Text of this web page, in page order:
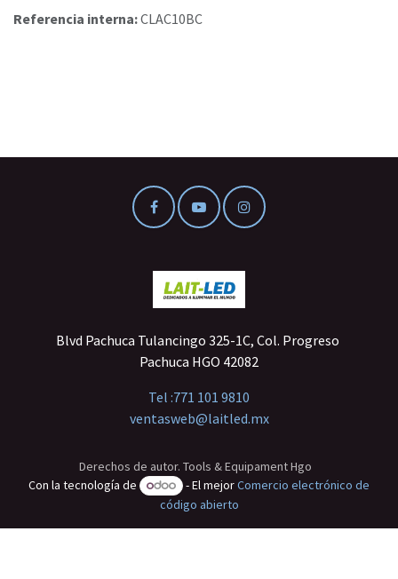
Referencia interna:CLAC10BC
Blvd Pachuca Tulancingo 325-1C, Col. Progreso
Pachuca HGO 42082
Tel :771 101 9810
ventasweb@laitled.mx
Derechos de autor. Tools & Equipament Hgo
Con la tecnología de
- El mejorComercio electrónico de
código abierto